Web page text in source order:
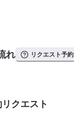
れ リクエスト予約
クエスト